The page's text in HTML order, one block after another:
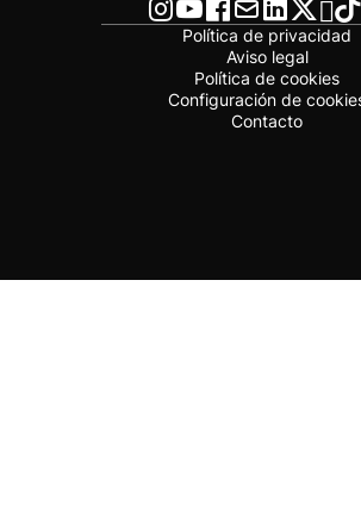
Política de privacidad
Aviso legal
Política de cookies
Configuración de
Contacto